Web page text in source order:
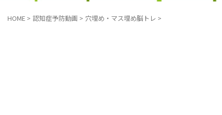
HOME > 認知症予防動画 > 穴埋め・マス埋め脳トレ >